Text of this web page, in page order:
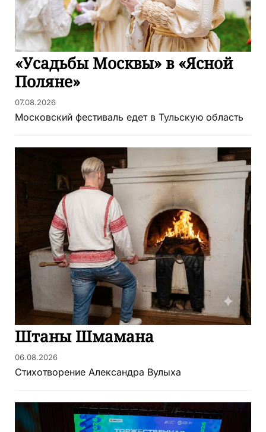
«Усадьбы Москвы» в «Ясной
Поляне»
07.08.2026
Московский фестиваль едет в Тульскую область
Штаны Шмамана
06.08.2026
Стихотворение Александра Вулыха